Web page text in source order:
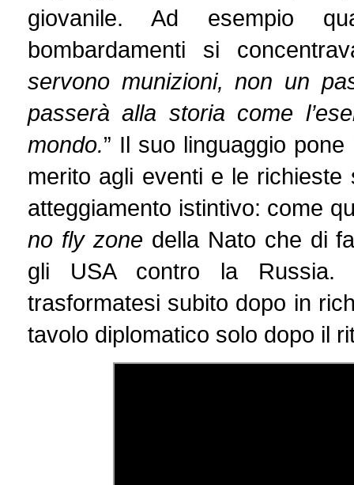
giovanile. Ad esempio
bombardamenti si
servono munizioni, non un
passerà alla storia come
mondo.” Il suo linguaggio
merito agli eventi e le
atteggiamento istintivo: come
no fly zone della Nato che di
gli USA contro la Russia.
trasformatesi subito dopo in
tavolo diplomatico solo dopo il